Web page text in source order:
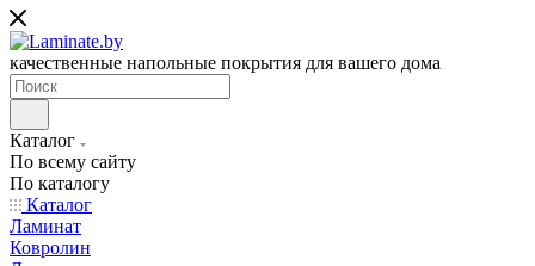
качественные напольные покрытия для вашего дома
Каталог
По всему сайту
По каталогу
Каталог
Ламинат
Ковролин